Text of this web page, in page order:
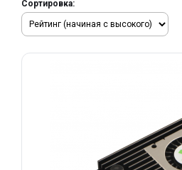
Сортировка: